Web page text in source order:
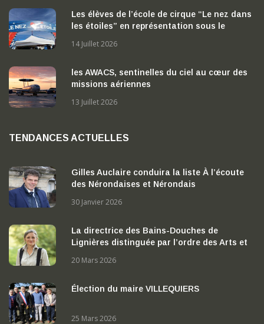
Les élèves de l’école de cirque “Le nez dans
les étoiles” en représentation sous le
14 Juillet 2026
les AWACS, sentinelles du ciel au cœur des
missions aériennes
13 Juillet 2026
TENDANCES ACTUELLES
Gilles Auclaire conduira la liste À l’écoute
des Nérondaises et Nérondais
30 Janvier 2026
La directrice des Bains-Douches de
Lignières distinguée par l’ordre des Arts et
20 Mars 2026
Élection du maire VILLEQUIERS
25 Mars 2026